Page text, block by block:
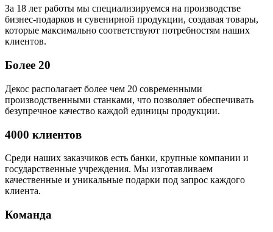
За 18 лет работы мы специализируемся на производстве
бизнес-подарков и сувенирной продукции, создавая товары,
которые максимально соответствуют потребностям наших
клиентов.
Более 20
Декос располагает более чем 20 современными
производственными станками, что позволяет обеспечивать
безупречное качество каждой единицы продукции.
4000 клиентов
Среди наших заказчиков есть банки, крупные компании и
государственные учреждения. Мы изготавливаем
качественные и уникальные подарки под запрос каждого
клиента.
Команда